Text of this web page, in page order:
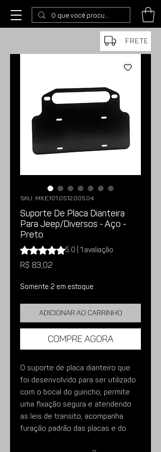
FRETE
SKU: MX.E.101.05.12.005.04
Suporte De Placa Dianteira
Para Jeep/Diversos - Aço -
Preto
A classificação é 5.0 de 5 estrelas
5.0 | 1 avaliação
R$ 83,02
Somente 2 em estoque
Adicionar ao carrinho
Compre agora
O suporte de placa dianteiro que
foi desenvolvido para ser utilizado
com o bocal do guincho, permite
uma fixação segura e atendendo
as leis de transito, acompanha
furação padrão das placas e do